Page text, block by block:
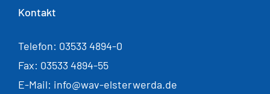
Kontakt
Telefon: 03533 4894-0
Fax: 03533 4894-55
E-Mail: info@wav-elsterwerda.de